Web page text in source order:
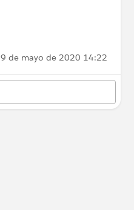
9 de mayo de 2020 14:22